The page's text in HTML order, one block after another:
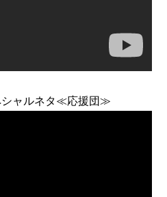
シャルネタ≪応援団≫